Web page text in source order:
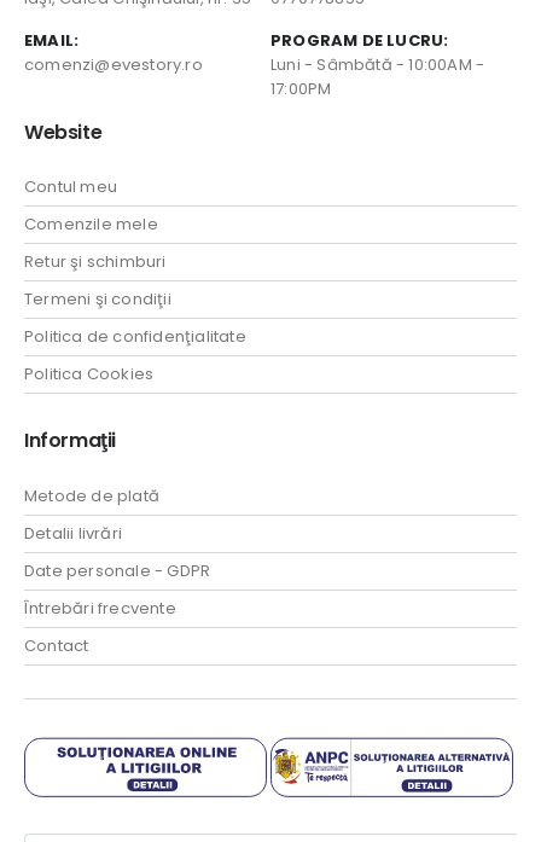
EMAIL:
comenzi@evestory.ro
PROGRAM DE LUCRU:
Luni - Sâmbătă - 10:00AM -
17:00PM
Website
Contul meu
Comenzile mele
Retur şi schimburi
Termeni şi condiţii
Politica de confidenţialitate
Politica Cookies
Informaţii
Metode de plată
Detalii livrări
Date personale - GDPR
Întrebări frecvente
Contact